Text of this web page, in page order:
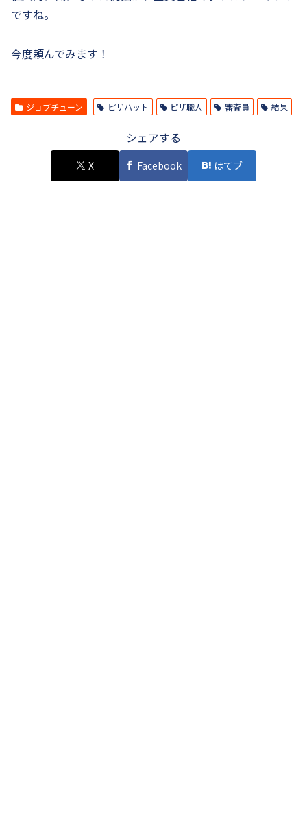
ですね。
今度頼んでみます！
ジョブチューン ピザハット ピザ職人 審査員 結果
シェアする
X Facebook はてブ